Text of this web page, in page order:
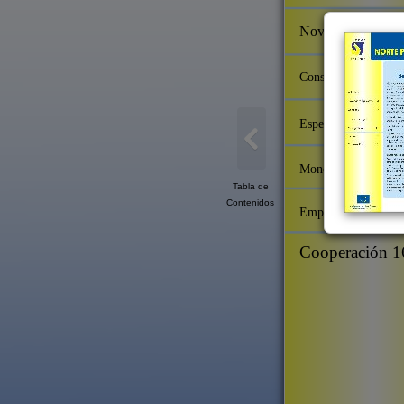
Monográfico
Empleo
Cooperación
Especial Portugal
Novedades
Consultas
Tabla de
Contenidos